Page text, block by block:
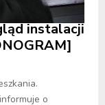
instalacji
o